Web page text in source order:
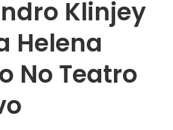
Klinjey
Helena
No Teatro